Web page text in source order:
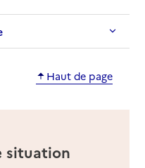
Haut de page
situation